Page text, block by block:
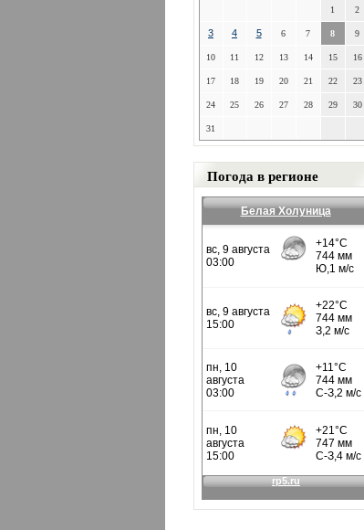
1 2
3 4 5 6 7 8 9
10 11 12 13 14 15 16
17 18 19 20 21 22 23
24 25 26 27 28 29 30
31
Погода в регионе
Белая Холуница